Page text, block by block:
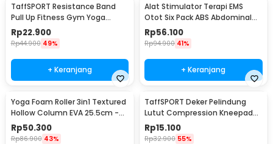
TaffSPORT Resistance Band
Pull Up Fitness Gym Yoga
Pilates Latex Size M - Y66OR
Rp22.900
Rp44.900 49%
+ Keranjang
Alat Stimulator Terapi EMS
Otot Six Pack ABS Abdominal
Muscle - 068R2
Rp56.100
Rp94.900 41%
+ Keranjang
Yoga Foam Roller 3in1 Textured
Hollow Column EVA 25.5cm -
H0031
Rp50.300
Rp86.900 43%
TaffSPORT Deker Pelindung
Lutut Compression Kneepad
Gym Fitness 1 PCS M - SS7
Rp15.100
Rp32.900 55%